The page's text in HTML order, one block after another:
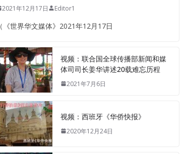
2021年12月17日 Editor1
（《世界华文媒体》2021年12月17日
视频：联合国全球传播部新闻和媒
体司司长姜华讲述20载难忘历程
2021年7月6日
视频：西班牙《华侨快报》
2020年12月24日